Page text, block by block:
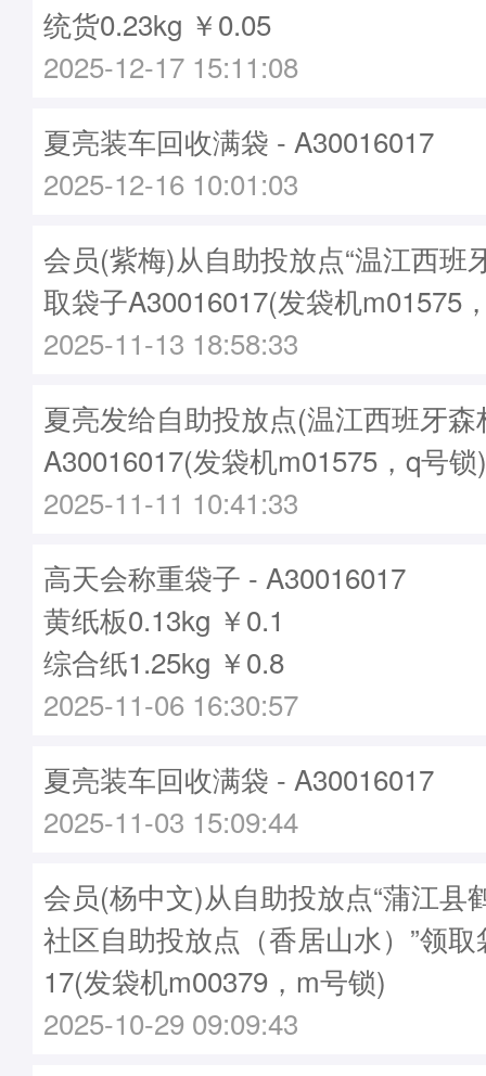
统货0.23kg ￥0.05
2025-12-17 15:11:08
夏亮装车回收满袋 - A30016017
2025-12-16 10:01:03
会员(紫梅)从自助投放点“温江西班
取袋子A30016017(发袋机m01575
2025-11-13 18:58:33
夏亮发给自助投放点(温江西班牙
A30016017(发袋机m01575，q号锁)
2025-11-11 10:41:33
高天会称重袋子 - A30016017
黄纸板0.13kg ￥0.1
综合纸1.25kg ￥0.8
2025-11-06 16:30:57
夏亮装车回收满袋 - A30016017
2025-11-03 15:09:44
会员(杨中文)从自助投放点“蒲江县
社区自助投放点（香居山水）”领
17(发袋机m00379，m号锁)
2025-10-29 09:09:43